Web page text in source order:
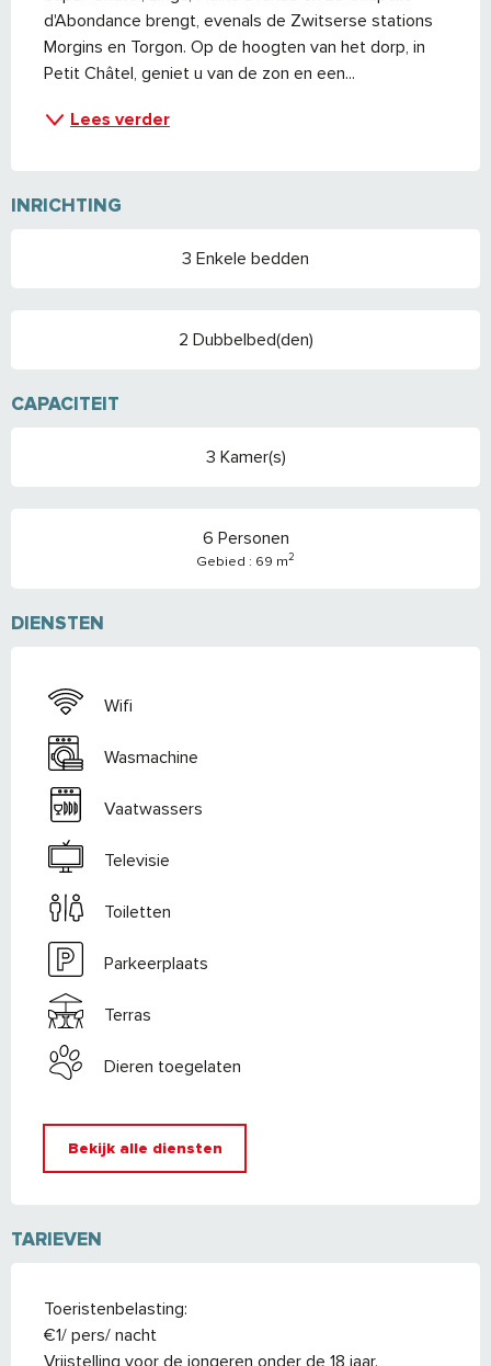
d'Abondance brengt, evenals de Zwitserse stations
Morgins en Torgon. Op de hoogten van het dorp, in
Petit Châtel, geniet u van de zon en een...
Lees verder
INRICHTING
3 Enkele bedden
2 Dubbelbed(den)
CAPACITEIT
3 Kamer(s)
6 Personen
Gebied : 69 m2
DIENSTEN
Wifi
Wasmachine
Vaatwassers
Televisie
Toiletten
Parkeerplaats
Terras
Dieren toegelaten
Bekijk alle diensten
TARIEVEN
Toeristenbelasting:
€1/ pers/ nacht